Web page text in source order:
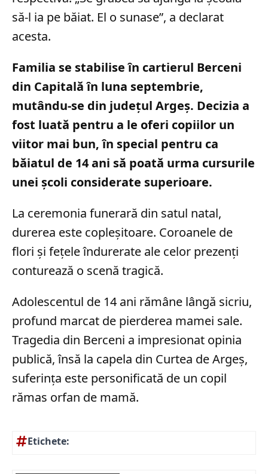
să-l ia pe băiat. El o sunase”, a declarat
acesta.
Familia se stabilise în cartierul Berceni
din Capitală în luna septembrie,
mutându-se din județul Argeș. Decizia a
fost luată pentru a le oferi copiilor un
viitor mai bun, în special pentru ca
băiatul de 14 ani să poată urma cursurile
unei școli considerate superioare.
La ceremonia funerară din satul natal,
durerea este copleșitoare. Coroanele de
flori și fețele îndurerate ale celor prezenți
conturează o scenă tragică.
Adolescentul de 14 ani rămâne lângă sicriu,
profund marcat de pierderea mamei sale.
Tragedia din Berceni a impresionat opinia
publică, însă la capela din Curtea de Argeș,
suferința este personificată de un copil
rămas orfan de mamă.
Etichete: